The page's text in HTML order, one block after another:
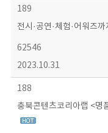
189
전시·공연·체험·어워즈
62546
2023.10.31
188
충북콘텐츠코리아랩 <명